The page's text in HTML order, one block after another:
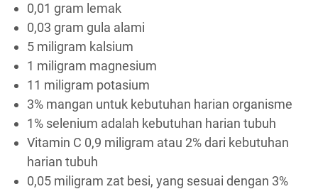
0,01 gram lemak
0,03 gram gula alami
5 miligram kalsium
1 miligram magnesium
11 miligram potasium
3% mangan untuk kebutuhan harian organisme
1% selenium adalah kebutuhan harian tubuh
Vitamin C 0,9 ​​miligram atau 2% dari kebutuhan
harian tubuh
0,05 miligram zat besi, yang sesuai dengan 3%